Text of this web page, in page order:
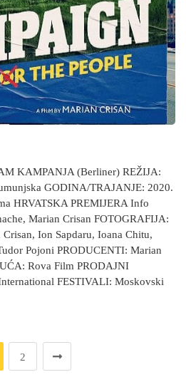
KAMPANJA (Berliner) REŽIJA:
GODINA/TRAJANJE: 2020.
HRVATSKA PREMIJERA Info
Marian Crisan FOTOGRAFIJA:
Ion Sapdaru, Ioana Chitu,
Pojoni PRODUCENTI: Marian
Rova Film PRODAJNI
FESTIVALI: Moskovski
2